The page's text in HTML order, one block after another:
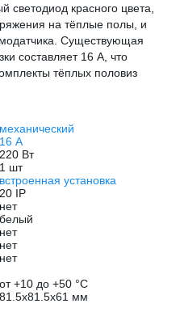
светодиод красного цвета,
на тёплые полы, и
Существующая
составляет 16 А, что
тёплых половиз
механический
16 А
220 Вт
1 шт
встроенная установка
20 IP
нет
белый
нет
нет
нет
от +10 до +50 °С
81.5х81.5х61 мм